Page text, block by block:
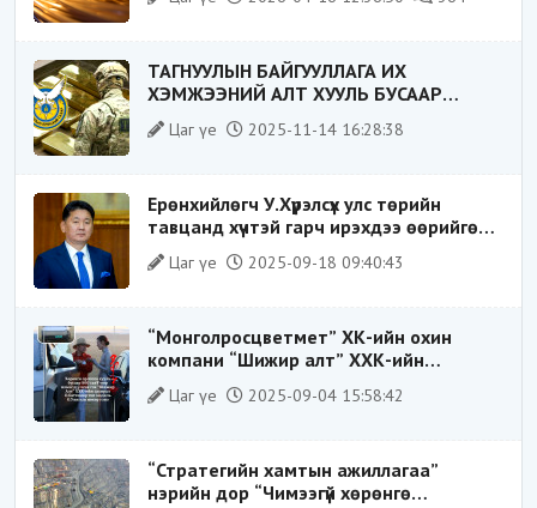
ТАГНУУЛЫН БАЙГУУЛЛАГА ИХ
ХЭМЖЭЭНИЙ АЛТ ХУУЛЬ БУСААР
ХИЛЭЭР ГАРГАХ ГЭЖ БАЙСАН
ҮЙЛДЛИЙГ ТАСЛАН ЗОГСООЛОО
Цаг үе 2025-11-14 16:28:38
Ерөнхийлөгч У.Хүрэлсүх улс төрийн
тавцанд хүчтэй гарч ирэхдээ өөрийгөө
шударга ёсны төлөө тэмцэгч, “хуучин
тогтолцооны хонгилыг нураагч” гэсэн
Цаг үе 2025-09-18 09:40:43
“Монголросцветмет” ХК-ийн охин
компани “Шижир алт” ХХК-ийн
Гүйцэтгэх захирлаар ажиллаж байсан
О.Баттөмөрт холбогдох хэрэг хаашаа
Цаг үе 2025-09-04 15:58:42
“Стратегийн хамтын ажиллагаа”
нэрийн дор “Чимээгүй хөрөнгө